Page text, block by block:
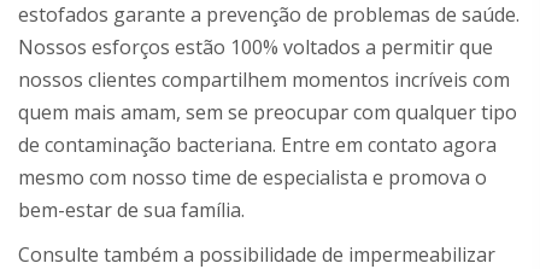
estofados garante a prevenção de problemas de saúde.
Nossos esforços estão 100% voltados a permitir que
nossos clientes compartilhem momentos incríveis com
quem mais amam, sem se preocupar com qualquer tipo
de contaminação bacteriana. Entre em contato agora
mesmo com nosso time de especialista e promova o
bem-estar de sua família.
Consulte também a possibilidade de impermeabilizar